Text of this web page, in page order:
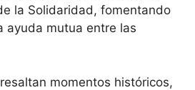
la Solidaridad, fomentando
ayuda mutua entre las
momentos históricos,